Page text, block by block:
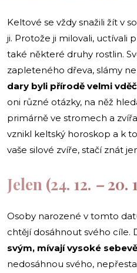
Keltové se vždy snažili žít v
ji. Protože ji milovali, uctívali
také některé druhy rostlin.
zapleteného dřeva, slámy
dary byli přírodě velmi
oni různé otázky, na něž
primárně ve stromech a
vznikl keltský horoskop a k
vaše silové zvíře, stačí znát
Jelen (24. 12. – 20.
Osoby narozené v tomto
chtějí dosáhnout svého cíle.
svým, mívají vysoké
nedosáhnou svého,